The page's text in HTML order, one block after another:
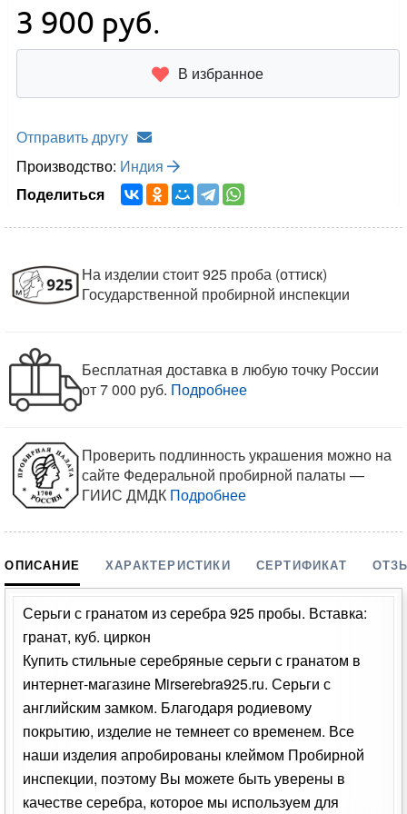
3 900 руб.
В избранное
Отправить другу
Производство: Индия
Поделиться
На изделии стоит 925 проба (оттиск)
Государственной пробирной инспекции
Бесплатная доставка в любую точку России
от 7 000 руб. Подробнее
Проверить подлинность украшения можно на
сайте Федеральной пробирной палаты —
ГИИС ДМДК Подробнее
ОПИСАНИЕ ХАРАКТЕРИСТИКИ СЕРТИФИКАТ
Серьги с гранатом из серебра 925 пробы. Вставка:
гранат, куб. циркон
Купить стильные серебряные серьги с гранатом в
интернет-магазине Mirserebra925.ru. Серьги с
английским замком. Благодаря родиевому
покрытию, изделие не темнеет со временем. Все
наши изделия апробированы клеймом Пробирной
инспекции, поэтому Вы можете быть уверены в
качестве серебра, которое мы используем для